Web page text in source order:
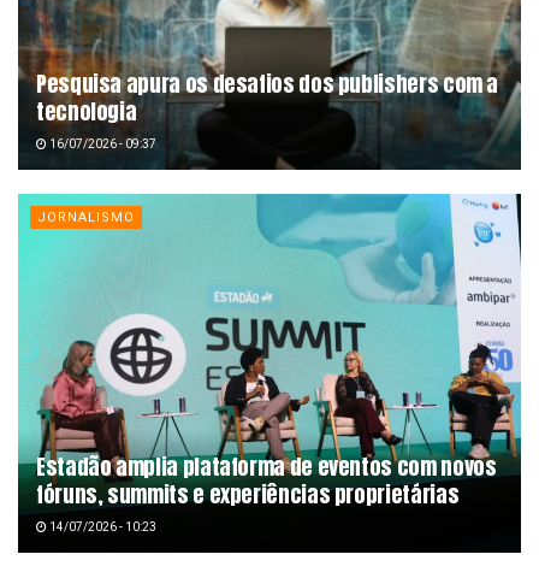
Pesquisa apura os desafios dos publishers com a
tecnologia
16/07/2026 - 09:37
JORNALISMO
Estadão amplia plataforma de eventos com novos
fóruns, summits e experiências proprietárias
14/07/2026 - 10:23